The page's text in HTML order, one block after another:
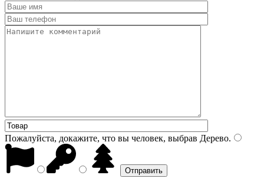
Пожалуйста, докажите, что вы человек, выбрав Дерево.